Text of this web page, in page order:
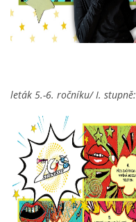
leták 5.-6. ročníku/ I. stupně: